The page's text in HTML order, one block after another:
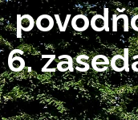
6.